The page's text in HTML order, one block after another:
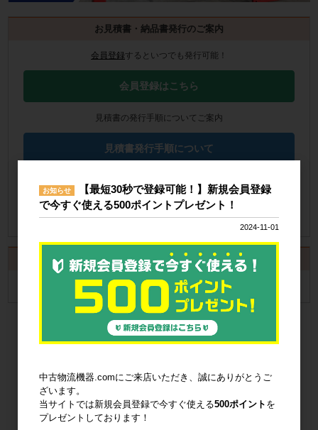
お見積書・納品書発行のご案内
会員登録するといつでも発行可能！
会員登録はこちら
見積書の発行手順についてご案内
見積書発行手順について
納品書発行手順について
カート
カートは空です
お知らせ
【最短30秒で登録可能！】新規会員登録
で今すぐ使える500ポイントプレゼント！
2024-11-01
中古物流機器.comにご来店いただき、誠にありがとうご
ざいます。
当サイトでは新規会員登録で今すぐ使える500ポイント を
プレゼントしております！